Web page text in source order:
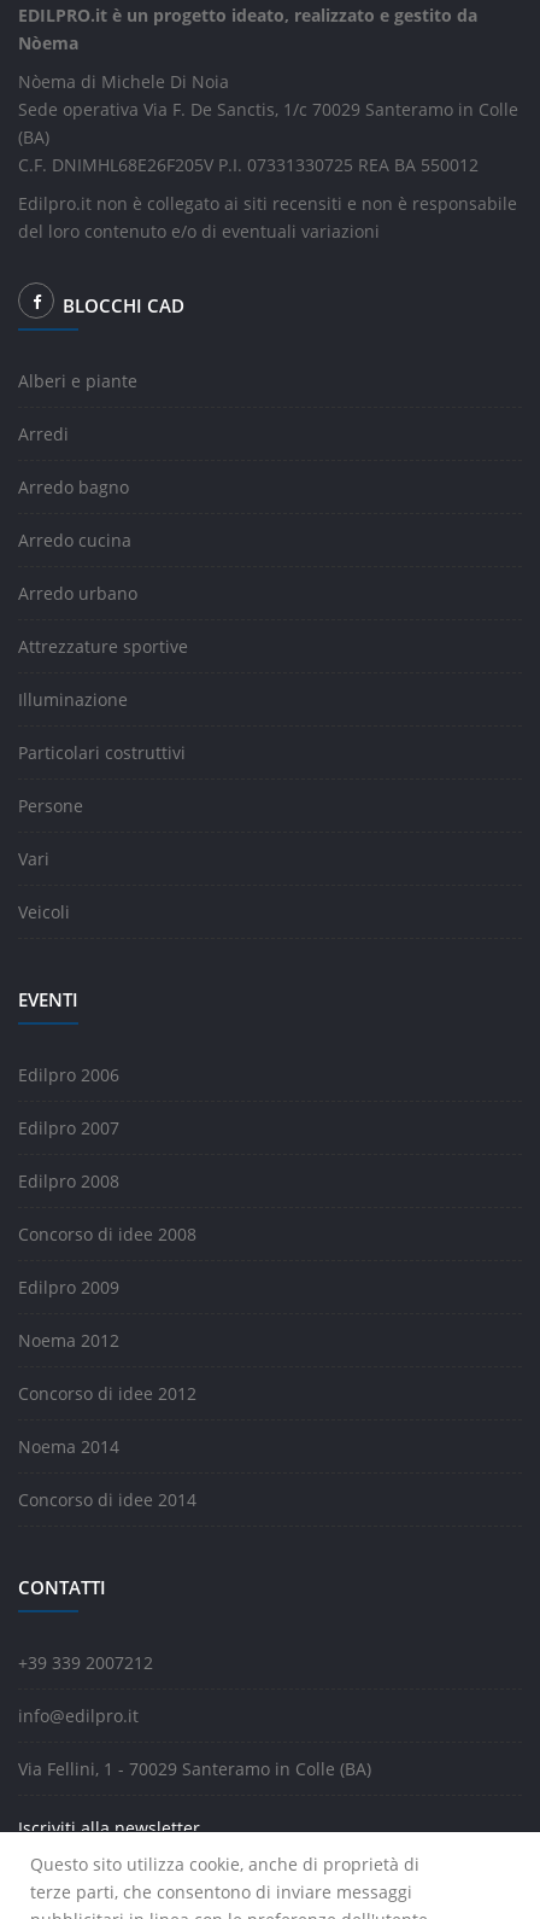
Questo sito utilizza cookie, anche di proprietà di
terze parti, che consentono di inviare messaggi
EDILPRO.it è un progetto ideato, realizzato e gestito da
Nòema
Nòema di Michele Di Noia
Sede operativa Via F. De Sanctis, 1/c 70029 Santeramo in Colle
(BA)
C.F. DNIMHL68E26F205V P.I. 07331330725 REA BA 550012
Edilpro.it non è collegato ai siti recensiti e non è responsabile
del loro contenuto e/o di eventuali variazioni
BLOCCHI CAD
Alberi e piante
Arredi
Arredo bagno
Arredo cucina
Arredo urbano
Attrezzature sportive
Illuminazione
Particolari costruttivi
Persone
Vari
Veicoli
EVENTI
Edilpro 2006
Edilpro 2007
Edilpro 2008
Concorso di idee 2008
Edilpro 2009
Noema 2012
Concorso di idee 2012
Noema 2014
Concorso di idee 2014
CONTATTI
+39 339 2007212
info@edilpro.it
Via Fellini, 1 - 70029 Santeramo in Colle (BA)
Iscriviti alla newsletter